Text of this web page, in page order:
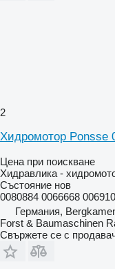
2
Хидромотор Ponsse
Цена при поискване
Хидравлика -
Състояние нов
0080884 0066668
Германия,
Forst & Baumaschinen
Свържете се с